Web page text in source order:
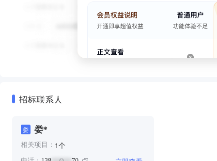
招标联系人
娄 娄*
相关项目： 1个